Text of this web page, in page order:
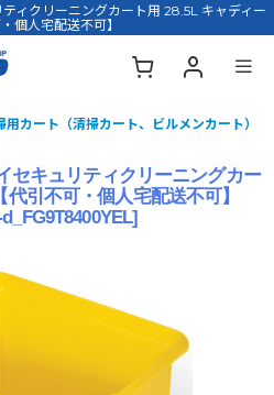
ィクリーニングカート用 28.5L キャディー
個人宅配送不可】
用カート（清掃カート、ビルメンカート）
セキュリティクリーニングカー
代引不可・個人宅配送不可】
]